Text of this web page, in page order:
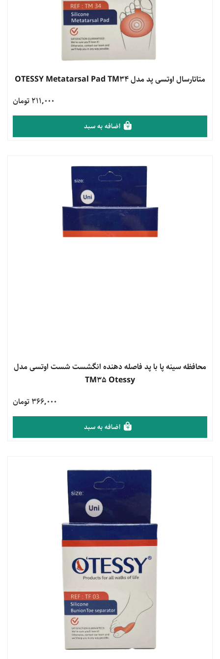
مشاهده محصول
متاتارسال اوتسی پد مدل OTESSY Metatarsal Pad TM34
211,000 تومان
اضافه به سبد
مشاهده محصول
محافظه سینه پا با پد فاصله دهنده انگشست شست اوتسی مدل
TM35 Otessy
366,000 تومان
اضافه به سبد